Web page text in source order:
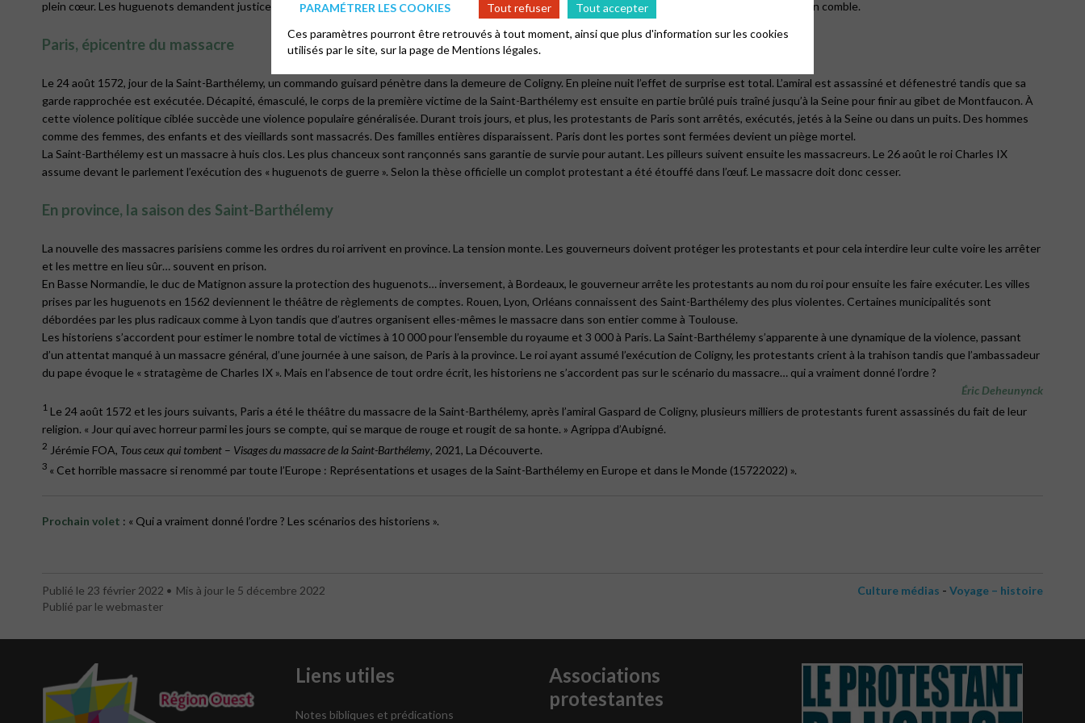
plein cœur. Les huguenots demandent justice et accusent un vieil ennemi de l’amiral, le duc de Guise. Certains crient même vengeance, la tension est à son comble.
Paris, épicentre du massacre
Le 24 août 1572, jour de la Saint-Barthélemy, un commando guisard pénètre dans la demeure de Coligny. En pleine nuit l’effet de surprise est total. L’amiral est assassiné et défenestré tandis que sa
garde rapprochée est exécutée. Décapité, émasculé, le corps de la première victime de la Saint-Barthélemy est ensuite en partie brûlé puis traîné jusqu’à la Seine pour finir au gibet de Montfaucon. À
cette violence politique ciblée succède une violence populaire généralisée. Durant trois jours, et plus, les protestants de Paris sont arrêtés, exécutés, jetés à la Seine ou dans un puits. Des hommes
comme des femmes, des enfants et des vieillards sont massacrés. Des familles entières disparaissent. Paris dont les portes sont fermées devient un piège mortel.
La Saint-Barthélemy est un massacre à huis clos. Les plus chanceux sont rançonnés sans garantie de survie pour autant. Les pilleurs suivent ensuite les massacreurs. Le 26 août le roi Charles IX
assume devant le parlement l’exécution des « huguenots de guerre ». Selon la thèse officielle un complot protestant a été étouffé dans l’œuf. Le massacre doit donc cesser.
En province, la saison des Saint-Barthélemy
La nouvelle des massacres parisiens comme les ordres du roi arrivent en province. La tension monte. Les gouverneurs doivent protéger les protestants et pour cela interdire leur culte voire les arrêter
et les mettre en lieu sûr… souvent en prison.
En Basse Normandie, le duc de Matignon assure la protection des huguenots… inversement, à Bordeaux, le gouverneur arrête les protestants au nom du roi pour ensuite les faire exécuter. Les villes
prises par les huguenots en 1562 deviennent le théâtre de règlements de comptes. Rouen, Lyon, Orléans connaissent des Saint-Barthélemy des plus violentes. Certaines municipalités sont
débordées par les plus radicaux comme à Lyon tandis que d’autres organisent elles-mêmes le massacre dans son entier comme à Toulouse.
Les historiens s’accordent pour estimer le nombre total de victimes à 10 000 pour l’ensemble du royaume et 3 000 à Paris. La Saint-Barthélemy s’apparente à une dynamique de la violence, passant
d’un attentat manqué à un massacre général, d’une journée à une saison, de Paris à la province. Le roi ayant assumé l’exécution de Coligny, les protestants crient à la trahison tandis que l’ambassadeur
du pape évoque le « stratagème de Charles IX ». Mais en l’absence de tout ordre écrit, les historiens ne s’accordent pas sur le scénario du massacre… qui a vraiment donné l’ordre ?
Éric Deheunynck
1 Le 24 août 1572 et les jours suivants, Paris a été le théâtre du massacre de la Saint-Barthélemy, après l’amiral Gaspard de Coligny, plusieurs milliers de protestants furent assassinés du fait de leur
religion. « Jour qui avec horreur parmi les jours se compte, qui se marque de rouge et rougit de sa honte. » Agrippa d’Aubigné.
2 Jérémie FOA, Tous ceux qui tombent – Visages du massacre de la Saint-Barthélemy , 2021, La Découverte.
3 « Cet horrible massacre si renommé par toute l’Europe : Représentations et usages de la Saint-Barthélemy en Europe et dans le Monde (15722022) ».
Prochain volet : « Qui a vraiment donné l’ordre ? Les scénarios des historiens ».
Publié le 23 février 2022
Mis à jour le 5 décembre 2022
Publié par le webmaster
Culture médias - Voyage – histoire
Liens utiles
Notes bibliques et prédications
Associations
protestantes
PARAMÉTRER LES COOKIES
Tout refuser
Tout accepter
Ces paramètres pourront être retrouvés à tout moment, ainsi que plus d'information sur les cookies
utilisés par le site, sur la page deMentions légales.